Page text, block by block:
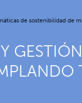
de sostenibilidad de